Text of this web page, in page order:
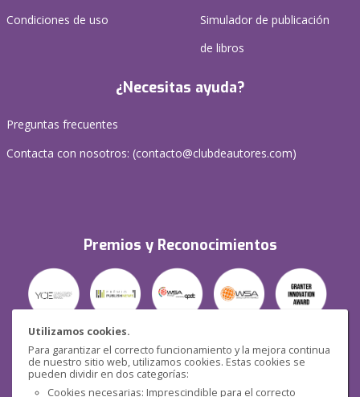
Utilizamos cookies.
Para garantizar el correcto funcionamiento y la mejora continua
de nuestro sitio web, utilizamos cookies. Estas cookies se
pueden dividir en dos categorías:
Cookies necesarias: Imprescindible para el correcto
Condiciones de uso
Simulador de publicación
de libros
¿Necesitas ayuda?
Preguntas frecuentes
Contacta con nosotros: (contacto@clubdeautores.com)
Premios y Reconocimientos
Seguridad